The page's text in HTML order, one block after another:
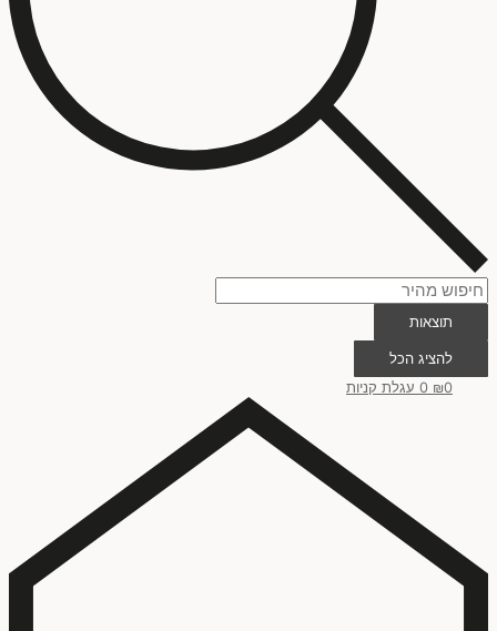
תוצאות
להציג הכל
₪0
0 עגלת קניות